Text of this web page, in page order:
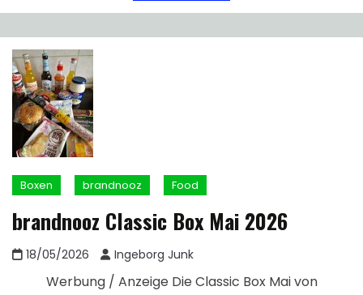
Boxen brandnooz Food
brandnooz Classic Box Mai 2026
18/05/2026 Ingeborg Junk
Werbung / Anzeige Die Classic Box Mai von